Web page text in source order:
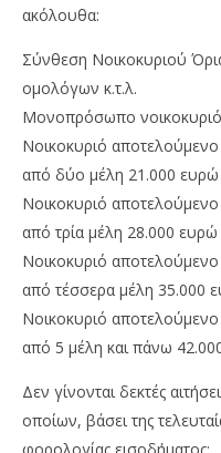
ακόλουθα:
Σύνθεση Νοικοκυριού
ομολόγων κ.τ.λ.
Μονοπρόσωπο
Νοικοκυριό αποτελούμενο
από δύο μέλη 21.000 ευρώ
Νοικοκυριό αποτελούμενο
από τρία μέλη 28.000 ευρώ
Νοικοκυριό αποτελούμενο
από τέσσερα μέλη 35.000
Νοικοκυριό αποτελούμενο
από 5 μέλη και πάνω
Δεν γίνονται δεκτές
οποίων, βάσει της